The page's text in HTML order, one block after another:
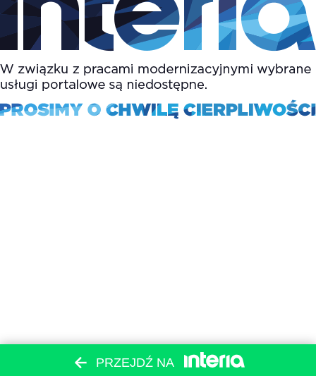
PRZEJDŹ NA